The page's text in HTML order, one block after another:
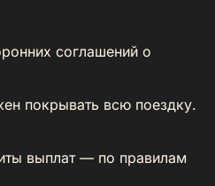
соглашений о
покрывать всю поездку.
выплат — по правилам